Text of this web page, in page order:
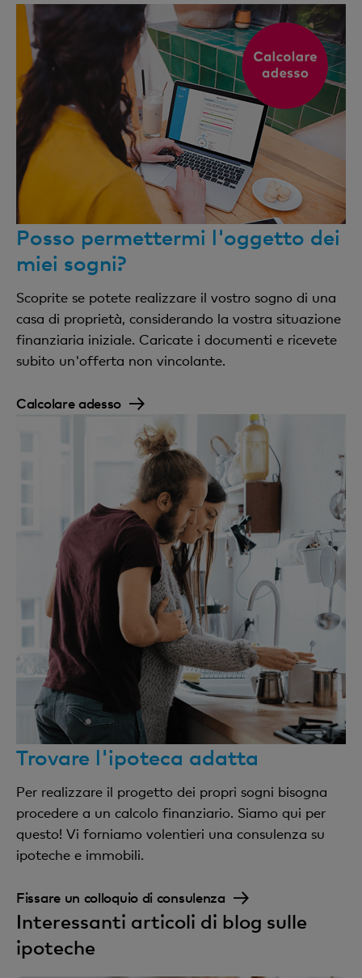
Posso permettermi l'oggetto dei
miei sogni?
Scoprite se potete realizzare il vostro sogno di una
casa di proprietà, considerando la vostra situazione
finanziaria iniziale. Caricate i documenti e ricevete
subito un'offerta non vincolante.
Calcolare adesso
Trovare l'ipoteca adatta
Per realizzare il progetto dei propri sogni bisogna
procedere a un calcolo finanziario. Siamo qui per
questo! Vi forniamo volentieri una consulenza su
ipoteche e immobili.
Fissare un colloquio di consulenza
Interessanti articoli di blog sulle
ipoteche